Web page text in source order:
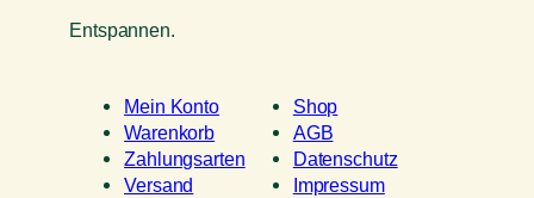
Entspannen.
Mein Konto
Warenkorb
Zahlungsarten
Versand
Shop
AGB
Datenschutz
Impressum